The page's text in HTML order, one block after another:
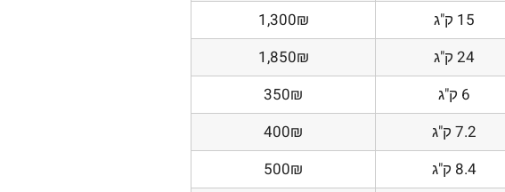
15 ק"ג
1,300₪
24 ק"ג
1,850₪
6 ק"ג
350₪
7.2 ק"ג
400₪
8.4 ק"ג 500₪